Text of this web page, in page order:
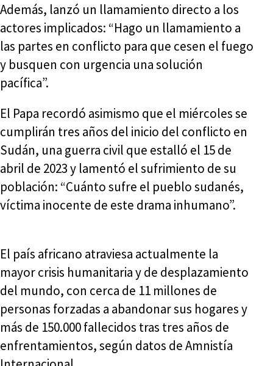
Además, lanzó un llamamiento directo a los
actores implicados: “Hago un llamamiento a
las partes en conflicto para que cesen el fuego
y busquen con urgencia una solución
pacífica”.
El Papa recordó asimismo que el miércoles se
cumplirán tres años del inicio del conflicto en
Sudán, una guerra civil que estalló el 15 de
abril de 2023 y lamentó el sufrimiento de su
población: “Cuánto sufre el pueblo sudanés,
víctima inocente de este drama inhumano”.
El país africano atraviesa actualmente la
mayor crisis humanitaria y de desplazamiento
del mundo, con cerca de 11 millones de
personas forzadas a abandonar sus hogares y
más de 150.000 fallecidos tras tres años de
enfrentamientos, según datos de Amnistía